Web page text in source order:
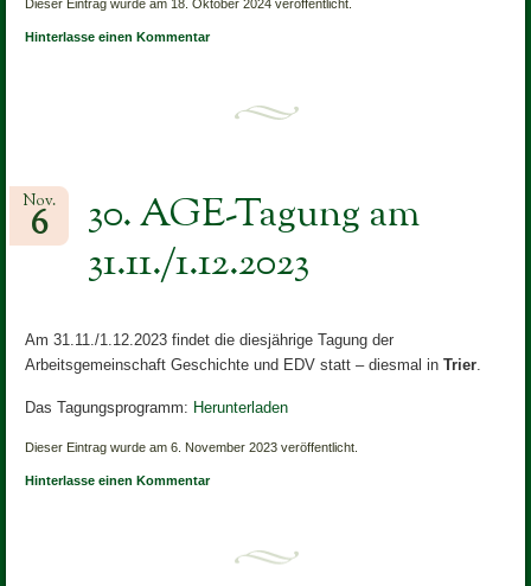
Dieser Eintrag wurde am 18. Oktober 2024 veröffentlicht.
Hinterlasse einen Kommentar
30. AGE-Tagung am
31.11./1.12.2023
Nov.
6
Am 31.11./1.12.2023 findet die diesjährige Tagung der
Arbeitsgemeinschaft Geschichte und EDV statt – diesmal inTrier
Das Tagungsprogramm: Herunterladen
Dieser Eintrag wurde am 6. November 2023 veröffentlicht.
Hinterlasse einen Kommentar